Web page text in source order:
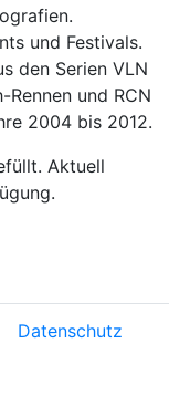
und Festivals.
den Serien VLN
und RCN
2004 bis 2012.
Aktuell
Datenschutz